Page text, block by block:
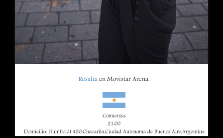
Rosaliaen Movistar Arena.
Comienza:
21:00
Domicilio: Humboldt 450,Chacarita,Ciudad Autonoma de Buenos Aire,Argentina